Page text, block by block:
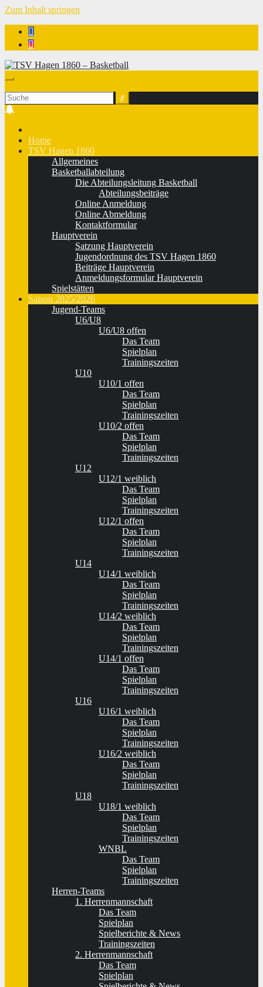
Zum Inhalt springen
Home
TSV Hagen 1860
Allgemeines
Basketballabteilung
Die Abteilungsleitung Basketball
Abteilungsbeiträge
Online Anmeldung
Online Abmeldung
Kontaktformular
Hauptverein
Satzung Hauptverein
Jugendordnung des TSV Hagen 1860
Beiträge Hauptverein
Anmeldungsformular Hauptverein
Spielstätten
Saison 2025/2026
Jugend-Teams
U6/U8
U6/U8 offen
Das Team
Spielplan
Trainingszeiten
U10
U10/1 offen
Das Team
Spielplan
Trainingszeiten
U10/2 offen
Das Team
Spielplan
Trainingszeiten
U12
U12/1 weiblich
Das Team
Spielplan
Trainingszeiten
U12/1 offen
Das Team
Spielplan
Trainingszeiten
U14
U14/1 weiblich
Das Team
Spielplan
Trainingszeiten
U14/2 weiblich
Das Team
Spielplan
Trainingszeiten
U14/1 offen
Das Team
Spielplan
Trainingszeiten
U16
U16/1 weiblich
Das Team
Spielplan
Trainingszeiten
U16/2 weiblich
Das Team
Spielplan
Trainingszeiten
U18
U18/1 weiblich
Das Team
Spielplan
Trainingszeiten
WNBL
Das Team
Spielplan
Trainingszeiten
Herren-Teams
1. Herrenmannschaft
Das Team
Spielplan
Spielberichte & News
Trainingszeiten
2. Herrenmannschaft
Das Team
Spielplan